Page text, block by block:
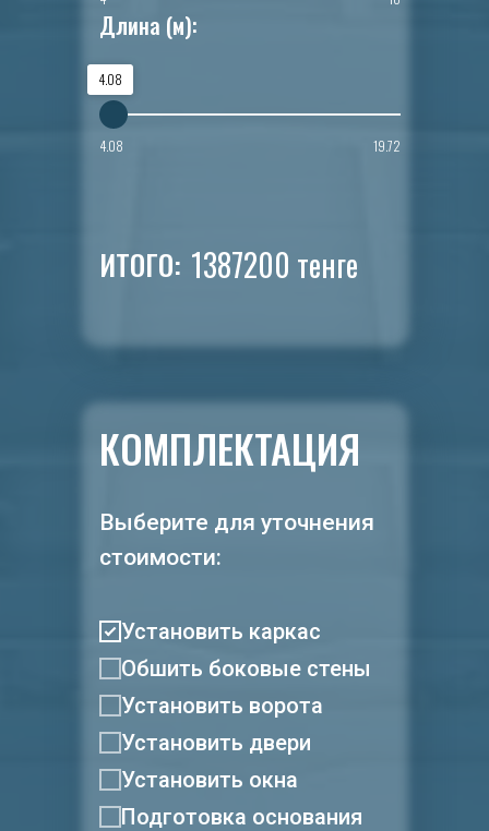
Установить каркас
Обшить боковые стены
Установить ворота
Установить двери
Установить окна
Подготовка основания
Длина (м):
4.08
4.08 19.72
ИТОГО:
КОМПЛЕКТАЦИЯ
Выберите для уточнения
стоимости:
1387200 тенге